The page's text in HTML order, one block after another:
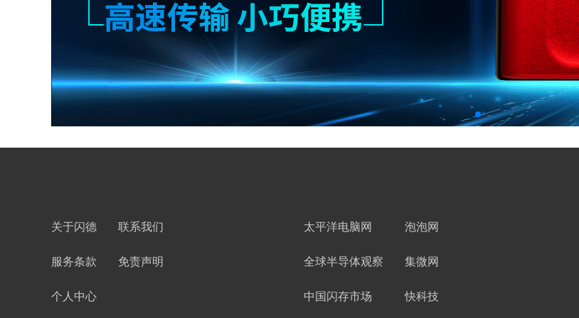
关于闪德 联系我们
服务条款 免责声明
个人中心
太平洋电脑网 泡泡网
全球半导体观察 集微网
中国闪存市场 快科技